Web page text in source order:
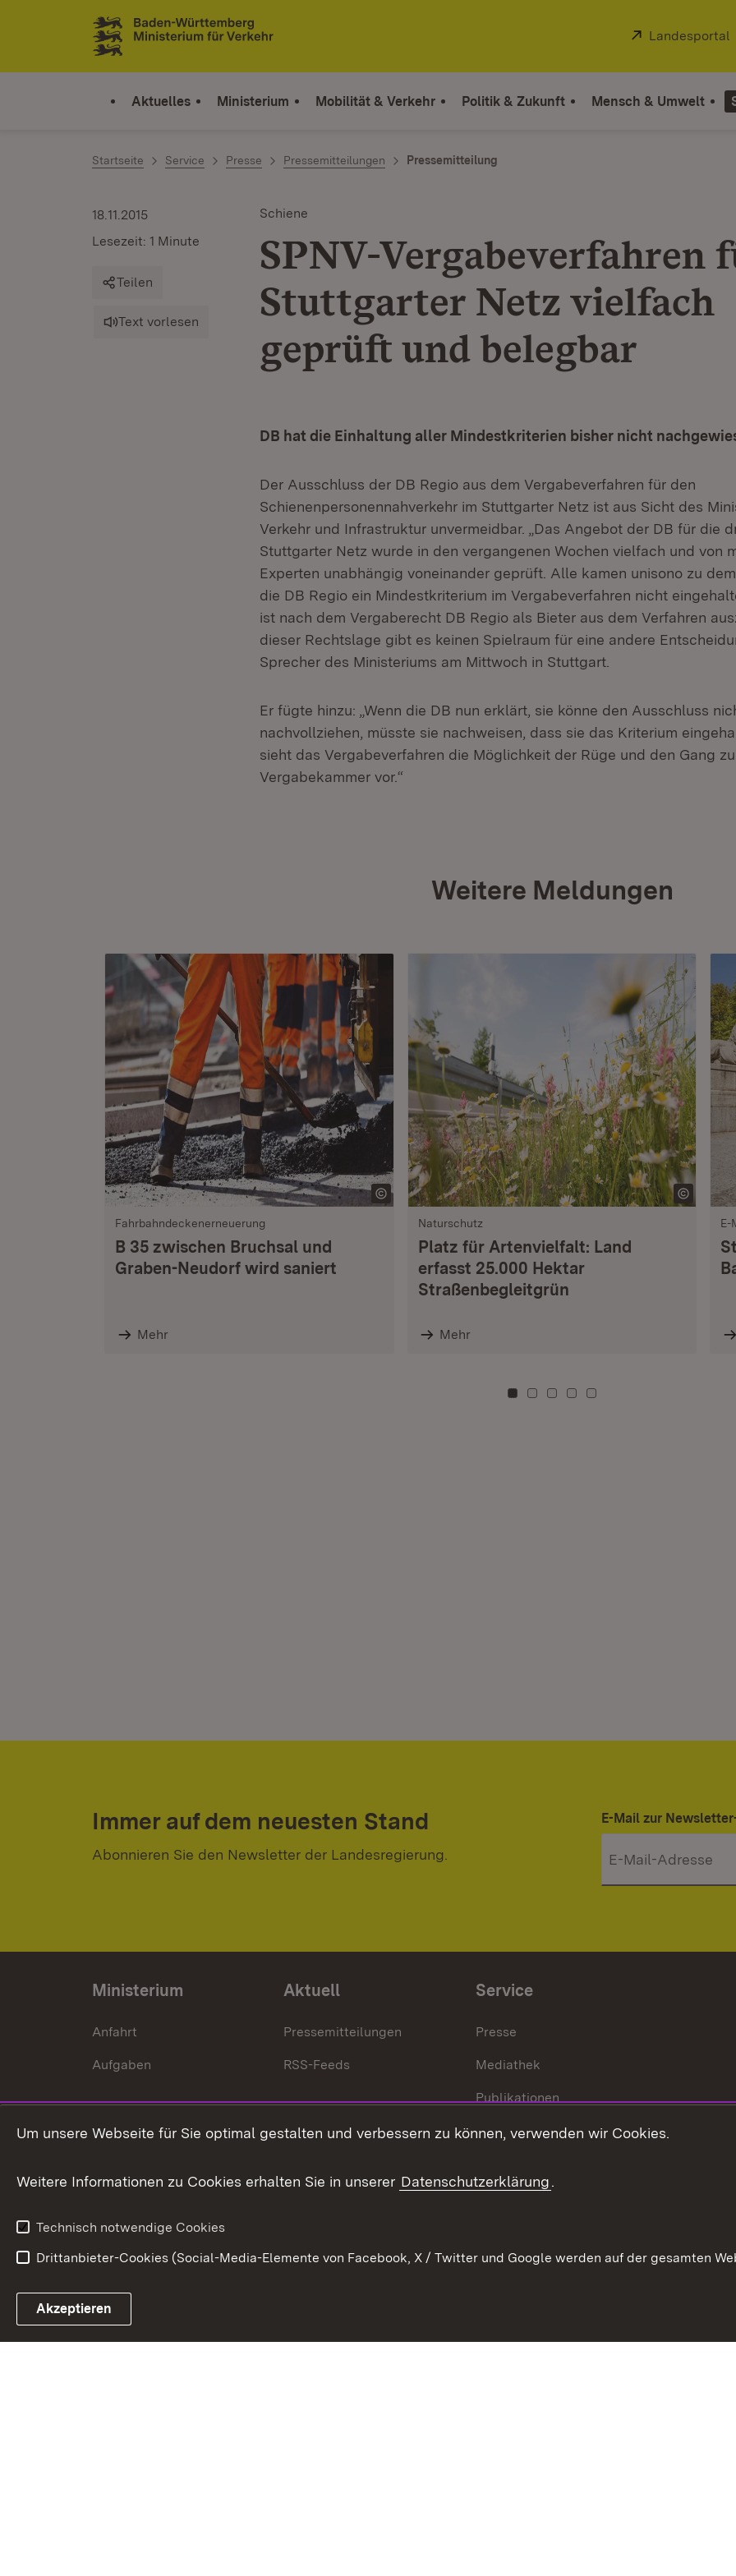
Zum Inhalt springen
Link zur Startseite
Extern:
Landesportal
Aktuelles Ministerium Mobilität & Verkehr Politik & Zukunft Mensch & Umwelt
Startseite Service Presse Pressemitteilungen Pressemitteilung
Schiene
SPNV-Vergabeverfahren
Stuttgarter Netz vielfach
geprüft und belegbar
18.11.2015
Lesezeit: 1 Minute
Teilen
Text vorlesen
DB hat die Einhaltung aller Mindestkriterien bisher nicht
Der Ausschluss der DB Regio aus dem Vergabeverfahren für den
Schienenpersonennahverkehr im Stuttgarter Netz ist aus Sicht des
Verkehr und Infrastruktur unvermeidbar. „Das Angebot der DB für die
Stuttgarter Netz wurde in den vergangenen Wochen vielfach und von
Experten unabhängig voneinander geprüft. Alle kamen unisono zu
die DB Regio ein Mindestkriterium im Vergabeverfahren nicht
ist nach dem Vergaberecht DB Regio als Bieter aus dem Verfahren
dieser Rechtslage gibt es keinen Spielraum für eine andere
Sprecher des Ministeriums am Mittwoch in Stuttgart.
Er fügte hinzu: „Wenn die DB nun erklärt, sie könne den Ausschluss
nachvollziehen, müsste sie nachweisen, dass sie das Kriterium
sieht das Vergabeverfahren die Möglichkeit der Rüge und den Gang
Vergabekammer vor.“
Weitere Meldungen
Fahrbahndeckenerneuerung
B 35 zwischen Bruchsal und
Graben-Neudorf wird saniert
Mehr
Naturschutz
Platz für Artenvielfalt: Land
erfasst 25.000 Hektar
Straßenbegleitgrün
Mehr
E-
Zu Kachel: 0
Zu Kachel: 3
Zu Kachel: 6
Zu Kachel: 9
Zu Kachel: 12
Immer auf dem neuesten Stand
Abonnieren Sie den Newsletter der Landesregierung.
E-Mail zur
Ministerium
Anfahrt
Aufgaben
Aktuell
Pressemitteilungen
RSS-Feeds
Service
Presse
Mediathek
Publikationen
Stellen und Ausbildung
Verkehrsinformationen
Link zum Landesportal
Um unsere Webseite für Sie optimal gestalten und verbessern zu können, verwenden wir Cookies.
Weitere Informationen zu Cookies erhalten Sie in unserer Datenschutzerklärung.
Technisch notwendige Cookies
Drittanbieter-Cookies (Social-Media-Elemente von Facebook, X / Twitter und Google werden auf der gesamten
Akzeptieren